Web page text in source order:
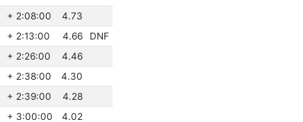
+ 2:08:00
4.73
+ 2:13:00 4.66
DNF
+ 2:26:00
4.46
+ 2:38:00
4.30
+ 2:39:00
4.28
+ 3:00:00 4.02